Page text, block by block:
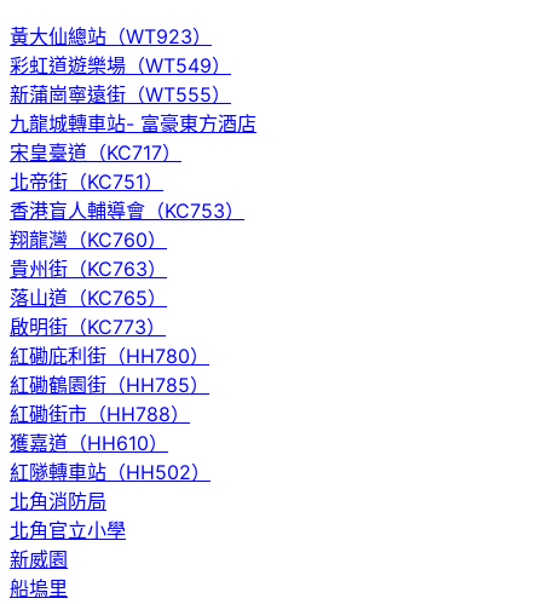
黃大仙總站（WT923）
彩虹道遊樂場（WT549）
新蒲崗寧遠街（WT555）
九龍城轉車站- 富豪東方酒店
宋皇臺道（KC717）
北帝街（KC751）
香港盲人輔導會（KC753）
翔龍灣（KC760）
貴州街（KC763）
落山道（KC765）
啟明街（KC773）
紅磡庇利街（HH780）
紅磡鶴園街（HH785）
紅磡街市（HH788）
獲嘉道（HH610）
紅隧轉車站（HH502）
北角消防局
北角官立小學
新威園
船塢里